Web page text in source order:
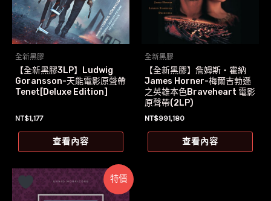
全新黑膠
【全新黑膠3LP】Ludwig
Goransson-天能電影原聲帶
Tenet[Deluxe Edition]
NT$1,177
查看內容
全新黑膠
【全新黑膠】詹姆斯‧霍納
James Horner-梅爾吉勃遜
之英雄本色Braveheart 電影
原聲帶(2LP)
NT$991,180
查看內容
特價